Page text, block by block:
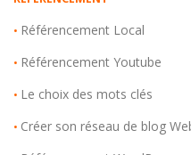
• Référencement Local
• Référencement Youtube
• Le choix des mots clés
• Créer son réseau de blog